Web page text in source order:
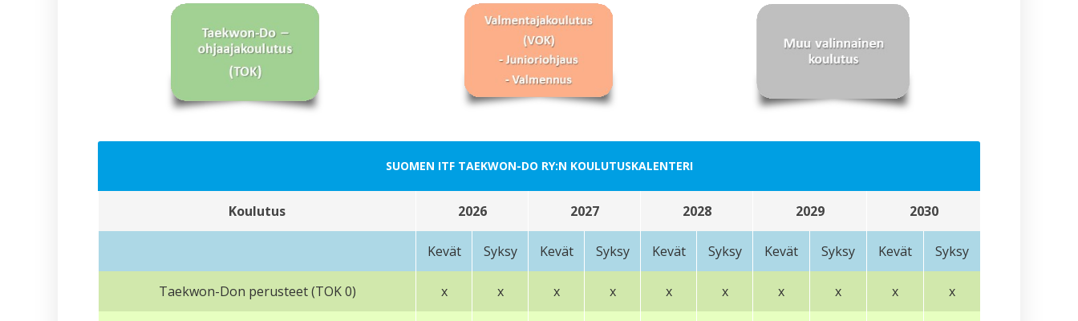
SUOMEN ITF TAEKWON-DO RY:N KOULUTUSKALENTERI
Koulutus 2026 2027 2028 2029 2030
Kevät Syksy Kevät Syksy Kevät Syksy Kevät Syksy Kevät Syksy
Taekwon-Don perusteet (TOK 0) x x x x x x x x x x